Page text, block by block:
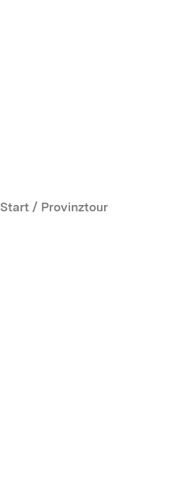
Start / Provinztour